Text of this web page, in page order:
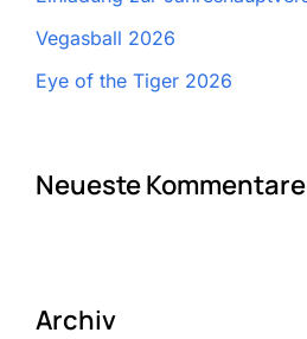
Vegasball 2026
Eye of the Tiger 2026
Neueste Kommentare
Archiv